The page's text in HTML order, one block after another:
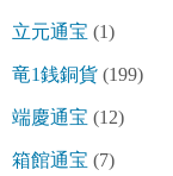
立元通宝 (1)
竜1銭銅貨 (199)
端慶通宝 (12)
箱館通宝 (7)